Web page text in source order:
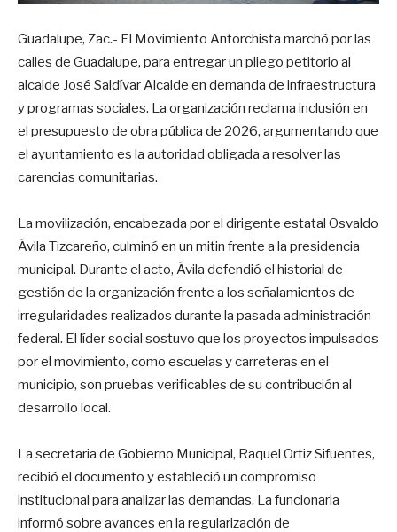
Guadalupe, Zac.- El Movimiento Antorchista marchó por las
calles de Guadalupe, para entregar un pliego petitorio al
alcalde José Saldívar Alcalde en demanda de infraestructura
y programas sociales. La organización reclama inclusión en
el presupuesto de obra pública de 2026, argumentando que
el ayuntamiento es la autoridad obligada a resolver las
carencias comunitarias.
La movilización, encabezada por el dirigente estatal Osvaldo
Ávila Tizcareño, culminó en un mitin frente a la presidencia
municipal. Durante el acto, Ávila defendió el historial de
gestión de la organización frente a los señalamientos de
irregularidades realizados durante la pasada administración
federal. El líder social sostuvo que los proyectos impulsados
por el movimiento, como escuelas y carreteras en el
municipio, son pruebas verificables de su contribución al
desarrollo local.
La secretaria de Gobierno Municipal, Raquel Ortiz Sifuentes,
recibió el documento y estableció un compromiso
institucional para analizar las demandas. La funcionaria
informó sobre avances en la regularización de